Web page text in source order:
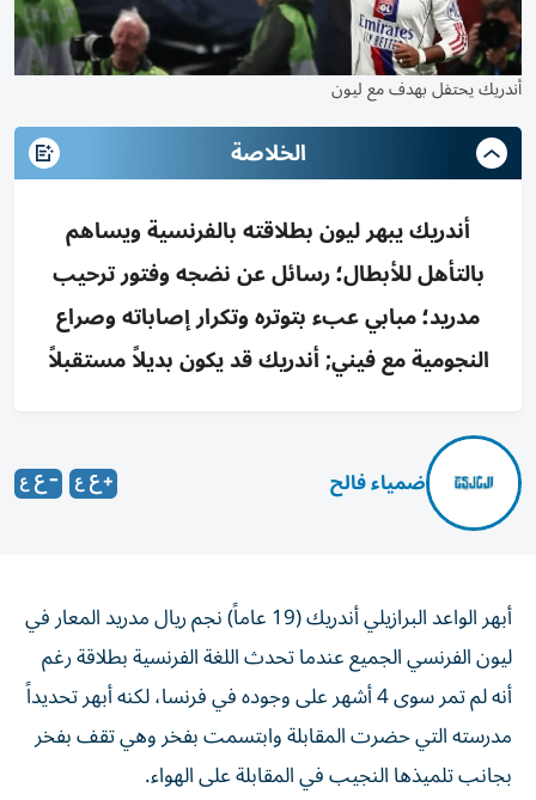
أندريك يحتفل بهدف مع ليون
الخلاصة
أندريك يبهر ليون بطلاقته بالفرنسية ويساهم
بالتأهل للأبطال؛ رسائل عن نضجه وفتور ترحيب
مدريد؛ مبابي عبء بتوتره وتكرار إصاباته وصراع
النجومية مع فيني; أندريك قد يكون بديلاً مستقبلاً
ضمياء فالح
أبهر الواعد البرازيلي أندريك (19 عاماً) نجم ريال مدريد المعار في
ليون الفرنسي الجميع عندما تحدث اللغة الفرنسية بطلاقة رغم
أنه لم تمر سوى 4 أشهر على وجوده في فرنسا، لكنه أبهر تحديداً
مدرسته التي حضرت المقابلة وابتسمت بفخر وهي تقف بفخر
بجانب تلميذها النجيب في المقابلة على الهواء.